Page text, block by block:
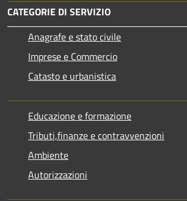
CATEGORIE DI SERVIZIO
Anagrafe e stato civile
Imprese e Commercio
Catasto e urbanistica
Educazione e formazione
Tributi,finanze e contravvenzioni
Ambiente
Autorizzazioni